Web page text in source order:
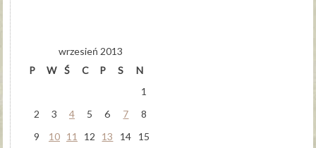
wrzesień 2013
P
W Ś C P S
N
1
2
3 4 5 6 7
8
9
10 11 12 13 14
15